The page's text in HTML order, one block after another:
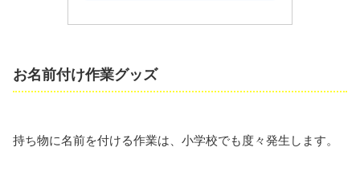
お名前付け作業グッズ
持ち物に名前を付ける作業は、小学校でも度々発生します。